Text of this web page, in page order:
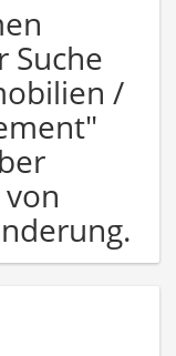
Suche
/